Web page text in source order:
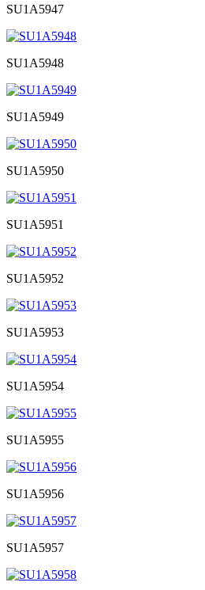
SU1A5947
SU1A5948
SU1A5949
SU1A5950
SU1A5951
SU1A5952
SU1A5953
SU1A5954
SU1A5955
SU1A5956
SU1A5957